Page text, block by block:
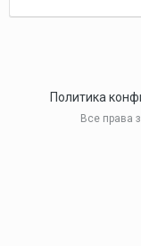
Политика
Все права